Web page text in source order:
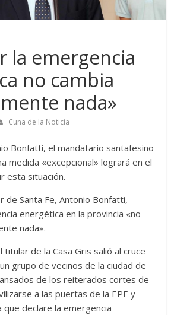
la emergencia
no cambia
nada»
Cuna de la Noticia
Bonfatti, el mandatario santafesino
medida «excepcional» logrará en el
esta situación.
de Santa Fe, Antonio Bonfatti,
energética en la provincia «no
nada».
de la Casa Gris salió al cruce
grupo de vecinos de la ciudad de
de los reiterados cortes de
a las puertas de la EPE y
que declare la emergencia